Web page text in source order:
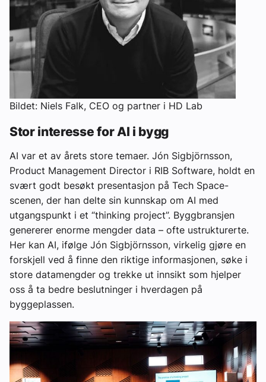
Bildet: Niels Falk, CEO og partner i HD Lab
Stor interesse for AI i bygg
AI var et av årets store temaer. Jón Sigbjörnsson,
Product Management Director i RIB Software, holdt en
svært godt besøkt presentasjon på Tech Space-
scenen, der han delte sin kunnskap om AI med
utgangspunkt i et “thinking project”. Byggbransjen
genererer enorme mengder data – ofte ustrukturerte.
Her kan AI, ifølge Jón Sigbjörnsson, virkelig gjøre en
forskjell ved å finne den riktige informasjonen, søke i
store datamengder og trekke ut innsikt som hjelper
oss å ta bedre beslutninger i hverdagen på
byggeplassen.